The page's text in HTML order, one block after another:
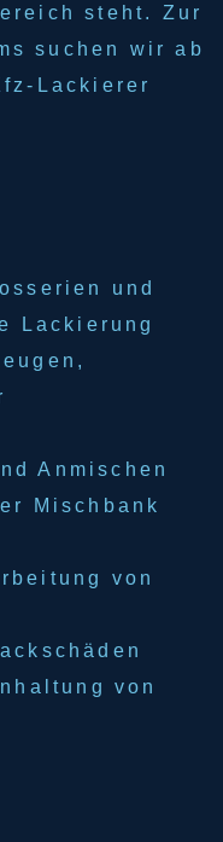
steht. Zur
suchen wir ab
Lackierer
und
Lackierung
Anmischen
Mischbank
von
von